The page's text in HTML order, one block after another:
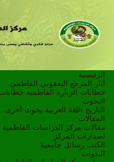
الرئيسية
أثار المرجع اليعقوبي الفاطمي
خطابات الزيارة الفاطمية
البحوث
التاريخ
اللغة العربية بحوث أخرى
المقالات
مقالات مركز الدراسات الفاطمية
اصدارات المركز
الكتب رسائل جامعية
الندوات